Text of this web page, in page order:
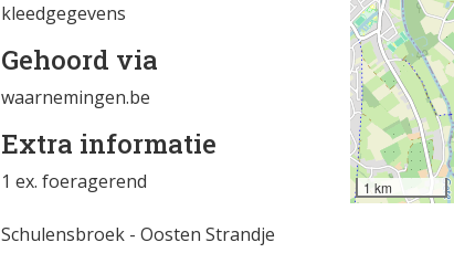
kleedgegevens
Gehoord via
waarnemingen.be
Extra informatie
1 ex. foeragerend
Schulensbroek - Oosten Strandje
1 km